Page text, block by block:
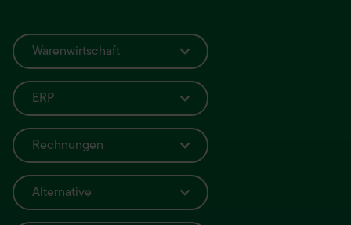
Warenwirtschaft
ERP
Rechnungen
Alternative